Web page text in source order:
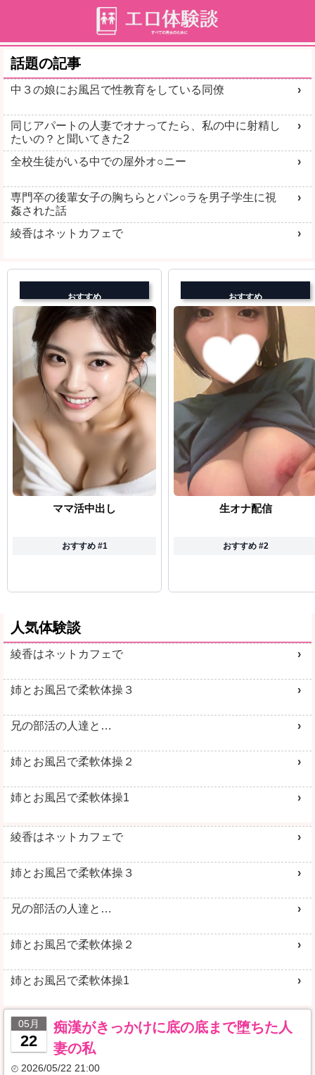
話題の記事
中３の娘にお風呂で性教育をしている同僚
同じアパートの人妻でオナってたら、私の中に射精し
たいの？と聞いてきた2
全校生徒がいる中での屋外オ○ニー
専門卒の後輩女子の胸ちらとパン○ラを男子学生に視
姦された話
綾香はネットカフェで
おすすめ
ママ活中出し
おすすめ #1
おすすめ
生オナ配信
おすすめ #2
人気体験談
綾香はネットカフェで
姉とお風呂で柔軟体操３
兄の部活の人達と…
姉とお風呂で柔軟体操２
姉とお風呂で柔軟体操1
綾香はネットカフェで
姉とお風呂で柔軟体操３
兄の部活の人達と…
姉とお風呂で柔軟体操２
姉とお風呂で柔軟体操1
05月
22
痴漢がきっかけに底の底まで堕ちた人
妻の私
2026/05/22 21:00